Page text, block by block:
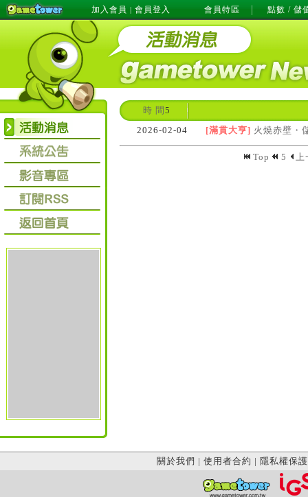
加入會員 | 會員登入 會員特區 點數 / 儲
時 間 5
2026-02-04
[滿貫大亨] 火燒赤壁・
Top 5 上
關於我們 | 使用者合約 | 隱私權保護